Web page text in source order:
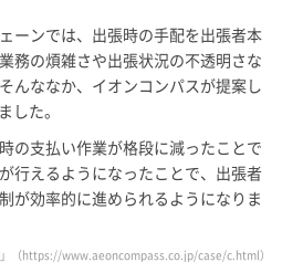
ーンでは、出張時の手配を出張者本
務の煩雑さや出張状況の不透明さな
んななか、イオンコンパスが提案し
した。
の支払い作業が格段に減ったことで
行えるようになったことで、出張者
が効率的に進められるようになりま
（https://www.aeoncompass.co.jp/case/c.html）